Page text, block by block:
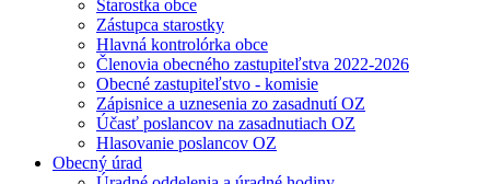
Starostka obce
Zástupca starostky
Hlavná kontrolórka obce
Členovia obecného zastupiteľstva 2022-2026
Obecné zastupiteľstvo - komisie
Zápisnice a uznesenia zo zasadnutí OZ
Účasť poslancov na zasadnutiach OZ
Hlasovanie poslancov OZ
Obecný úrad